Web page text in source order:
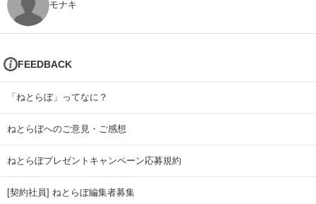
モナキ
FEEDBACK
「ねとらぼ」ってなに？
ねとらぼへのご意見・ご感想
ねとらぼプレゼントキャンペーン応募規約
[契約社員] ねとらぼ編集者募集